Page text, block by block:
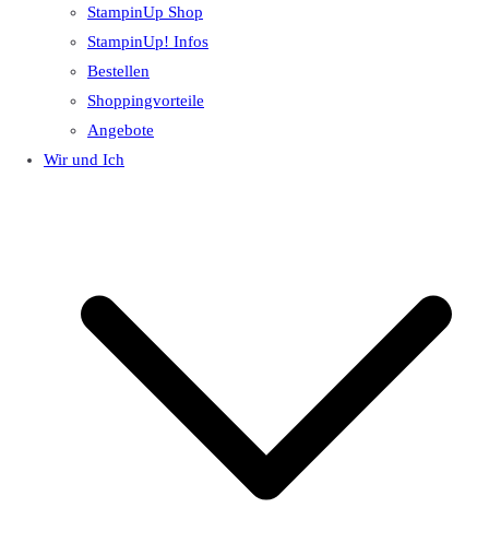
StampinUp Shop
StampinUp! Infos
Bestellen
Shoppingvorteile
Angebote
Wir und Ich